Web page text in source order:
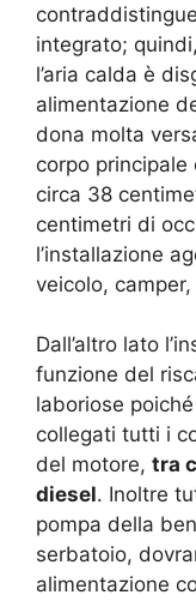
integrato;
l’aria calda è
alimentazione
dona molta
corpo
circa 38
centimetri di
l’installazione
veicolo,
Dall’altro lato
funzione del
laboriose
collegati tutti i
del motore, tra
diesel. Inoltre
pompa della
serbatoio,
alimentazione